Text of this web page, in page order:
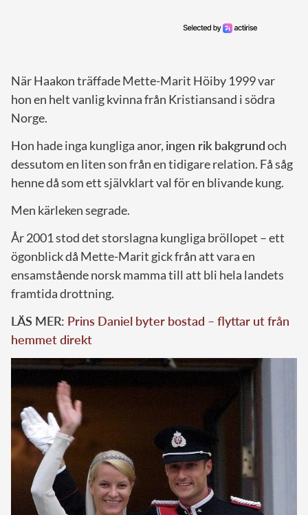
När Haakon träffade Mette-Marit Höiby 1999 var
hon en helt vanlig kvinna från Kristiansand i södra
Norge.
Hon hade inga kungliga anor, ingen rik bakgrundoch
dessutom en liten son från en tidigare relation. Få såg
henne då som ett självklart val för en blivande kung.
Men kärleken segrade.
År 2001 stod det storslagna kungliga bröllopet – ett
ögonblick då Mette-Marit gick från att vara en
ensamstående norsk mamma till att bli hela landets
framtida drottning.
LÄS MER: Prins Daniel byter bostad – flyttar ut från
hemmet direkt